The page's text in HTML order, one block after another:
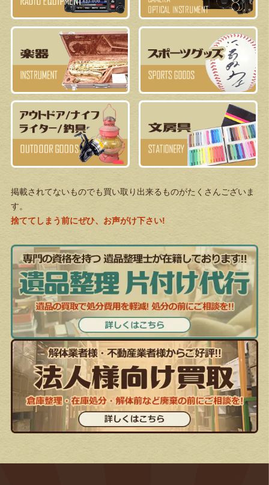
掲載されてないものでも買い取り出来るものがたくさんございま
す。
捨ててしまう前にぜひ、お声がけ下さい!